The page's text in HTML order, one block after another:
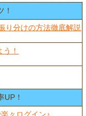
！
り分けの方法徹底解説
！
UP！